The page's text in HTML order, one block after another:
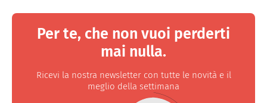
Per te, che non vuoi perderti
mai nulla.
Ricevi la nostra newsletter con tutte le novità e il
meglio della settimana